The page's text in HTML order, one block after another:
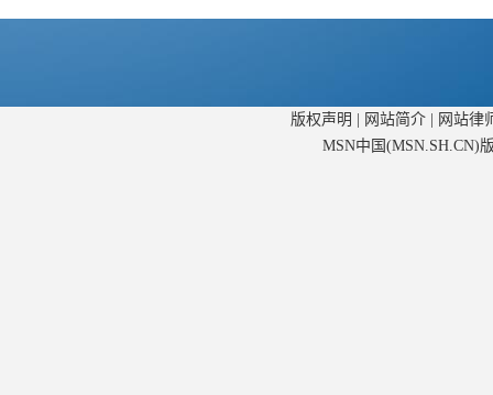
版权声明 网站简介|
网站律
MSN中国(MSN.SH.CN)